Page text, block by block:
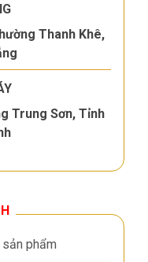
Thanh Khê,
Trung Sơn, Tỉnh
phẩm